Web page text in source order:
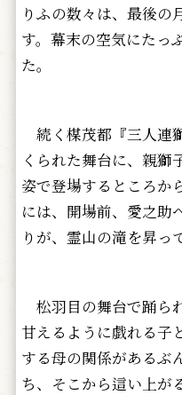
りふの数々は、最後の
す。幕末の空気にたっ
た。
続く楳茂都『三人連
くられた舞台に、親獅
姿で登場するところか
には、開場前、愛之助
りが、霊山の滝を昇っ
松羽目の舞台で踊ら
甘えるように戯れる子
する母の関係があるぶ
ち、そこから這い上が